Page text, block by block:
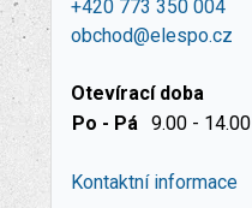
+420 773 350 004
obchod@elespo.cz
Otevírací doba
Po - Pá 9.00 - 14.00
Kontaktní informace